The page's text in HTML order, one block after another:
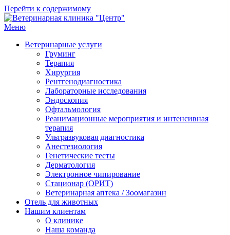
Перейти к содержимому
Меню
Ветеринарные услуги
Груминг
Терапия
Хирургия
Рентгенодиагностика
Лабораторные исследования
Эндоскопия
Офтальмология
Реанимационные мероприятия и интенсивная
терапия
Ультразвуковая диагностика
Анестезиология
Генетические тесты
Дерматология
Электронное чипирование
Стационар (ОРИТ)
Ветеринарная аптека / Зоомагазин
Отель для животных
Нашим клиентам
О клинике
Наша команда